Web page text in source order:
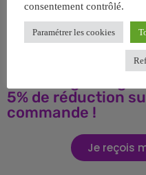
Vous voulez savoir
avec le BARF ? Inscrivez-
GRATUIT SUR LE BARF EN
5% de réduction
commande !
Je reçois
consentement contrôlé.
Paramétrer les cookies